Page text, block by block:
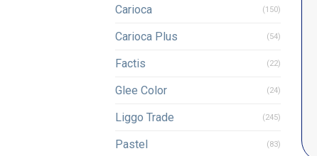
Carioca (150)
Carioca Plus (54)
Factis (22)
Glee Color (24)
Liggo Trade (245)
Pastel (83)